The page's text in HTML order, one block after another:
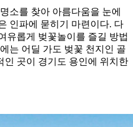
소를 찾아 아름다움을 눈에
인파에 묻히기 마련이다. 다
유롭게 벚꽃놀이를 즐길 방법
는 어딜 가도 벚꽃 천지인 골
인 곳이 경기도 용인에 위치한